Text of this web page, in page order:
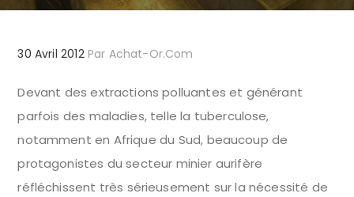
30 Avril 2012 Par Achat-Or.com
Devant des extractions polluantes et générant
parfois des maladies, telle la tuberculose,
notamment en Afrique du Sud, beaucoup de
protagonistes du secteur minier aurifère
réfléchissent très sérieusement sur la nécessité de